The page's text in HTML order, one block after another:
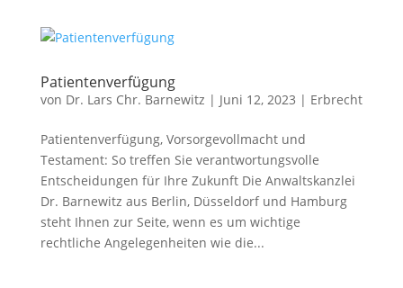
Patientenverfügung
von Dr. Lars Chr. Barnewitz | Juni 12, 2023 | Erbrecht
Patientenverfügung, Vorsorgevollmacht und
Testament: So treffen Sie verantwortungsvolle
Entscheidungen für Ihre Zukunft Die Anwaltskanzlei
Dr. Barnewitz aus Berlin, Düsseldorf und Hamburg
steht Ihnen zur Seite, wenn es um wichtige
rechtliche Angelegenheiten wie die...